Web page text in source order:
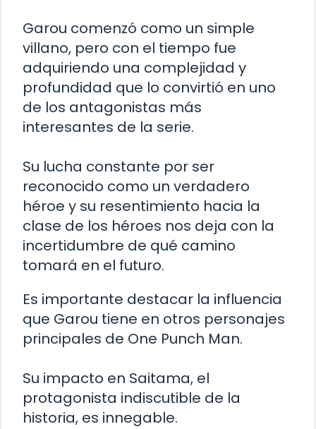
Garou comenzó como un simple
villano, pero con el tiempo fue
adquiriendo una complejidad y
profundidad que lo convirtió en uno
de los antagonistas más
interesantes de la serie.
Su lucha constante por ser
reconocido como un verdadero
héroe y su resentimiento hacia la
clase de los héroes nos deja con la
incertidumbre de qué camino
tomará en el futuro.
Es importante destacar la influencia
que Garou tiene en otros personajes
principales de One Punch Man.
Su impacto en Saitama, el
protagonista indiscutible de la
historia, es innegable.